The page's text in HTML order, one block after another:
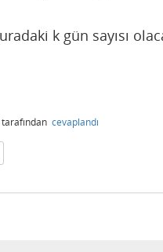
k gün sayısı
tarafından cevaplandı